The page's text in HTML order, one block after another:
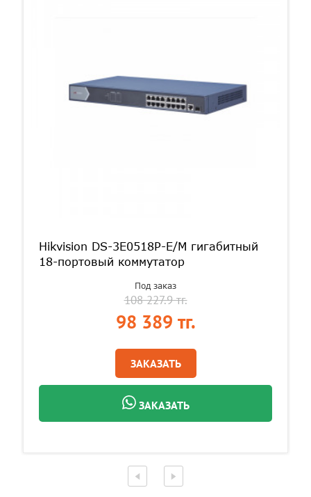
Hikvision DS-3E0518P-E/M гигабитный
18-портовый коммутатор
Под заказ
108 227.9 тг.
98 389 тг.
ЗАКАЗАТЬ
ЗАКАЗАТЬ